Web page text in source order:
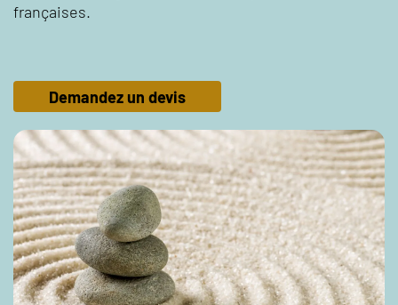
françaises.
Demandez un devis